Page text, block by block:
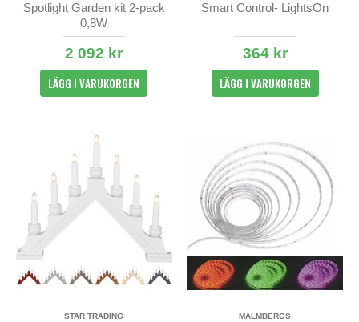
Spotlight Garden kit 2-pack
0,8W
2 092 kr
LÄGG I VARUKORGEN
Smart Control- LightsOn
364 kr
LÄGG I VARUKORGEN
STAR TRADING MALMBERGS